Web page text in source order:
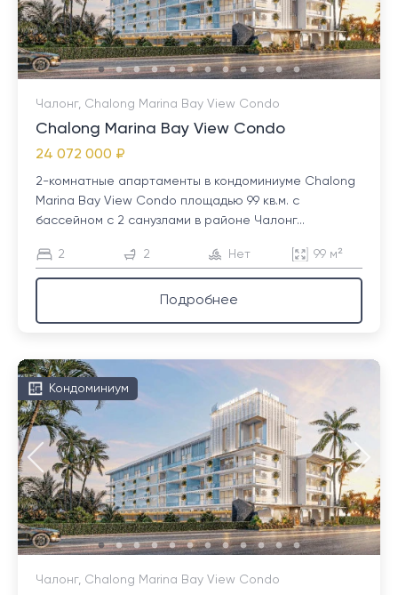
Чалонг, Chalong Marina Bay View Condo
Chalong Marina Bay View Condo
24 072 000 ₽
2-комнатные апартаменты в кондоминиуме Chalong
Marina Bay View Condo площадью 99 кв.м. с
бассейном с 2 санузлами в районе Чалонг...
2 2 Нет 99 м²
Подробнее
Кондоминиум
Чалонг, Chalong Marina Bay View Condo